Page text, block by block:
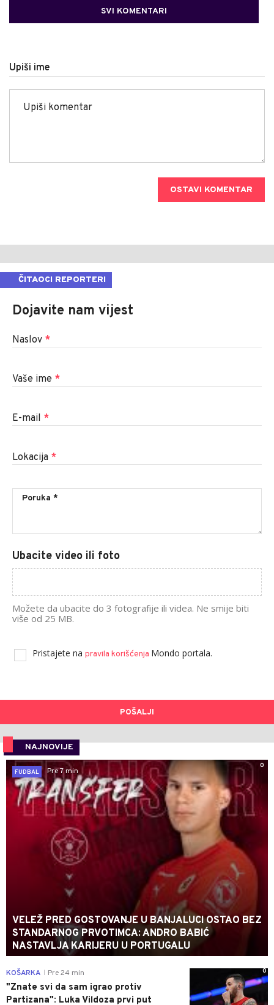
SVI KOMENTARI
Upiši ime
OSTAVI KOMENTAR
ČITAOCI REPORTERI
Dojavite nam vijest
Naslov *
Vaše ime *
E-mail *
Lokacija *
Ubacite video ili foto
Možete da ubacite do 3 fotografije ili videa. Ne smije biti
više od 25 MB.
Pristajete na pravila korišćenja Mondo portala.
POŠALJI
NAJNOVIJE
0
FUDBAL
Pre 7 min
VELEŽ PRED GOSTOVANJE U BANJALUCI OSTAO BEZ
STANDARNOG PRVOTIMCA: ANDRO BABIĆ
NASTAVLJA KARIJERU U PORTUGALU
0
KOŠARKA Pre 24 min
"Znate svi da sam igrao protiv
Partizana": Luka Vildoza prvi put